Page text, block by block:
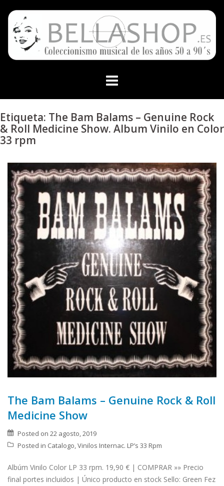
content
Etiqueta: The Bam Balams – Genuine Rock
& Roll Medicine Show. Album Vinilo en Color
33 rpm
The Bam Balams – Genuine Rock & Roll
Medicine Show
Posted on 22 agosto, 2019
Posted in Catalogo,Vinilos Internac. LP’s 33 Rpm
Albúm Vinilo Color LP 33 rpm. 19,90 € | COMPRAR »» Precio
final portes incluidos | Único producto en stock Sello: Green Fez